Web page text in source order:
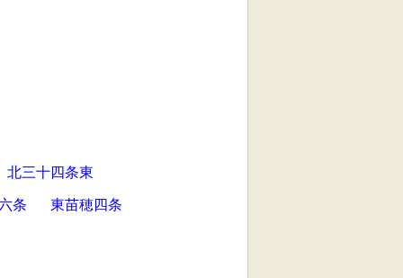
北三十四条東
条 東苗穂四条